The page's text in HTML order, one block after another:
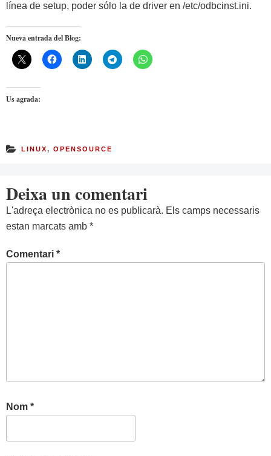
línea de setup, poder sólo la de driver en /etc/odbcinst.ini.
Nueva entrada del Blog:
Us agrada:
LINUX, OPENSOURCE
Deixa un comentari
L'adreça electrònica no es publicarà. Els camps necessaris
estan marcats amb *
Comentari *
Nom *